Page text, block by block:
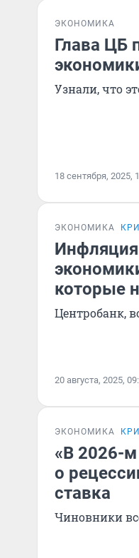
ЭКОНОМИКА
Глава ЦБ
Узнали, что
18 сентября, 2025,
ЭКОНОМИКА
Инфляция
которые
Центробанк,
20 августа, 2025,
ЭКОНОМИКА
«В 2026-
о
ставка
Чиновники